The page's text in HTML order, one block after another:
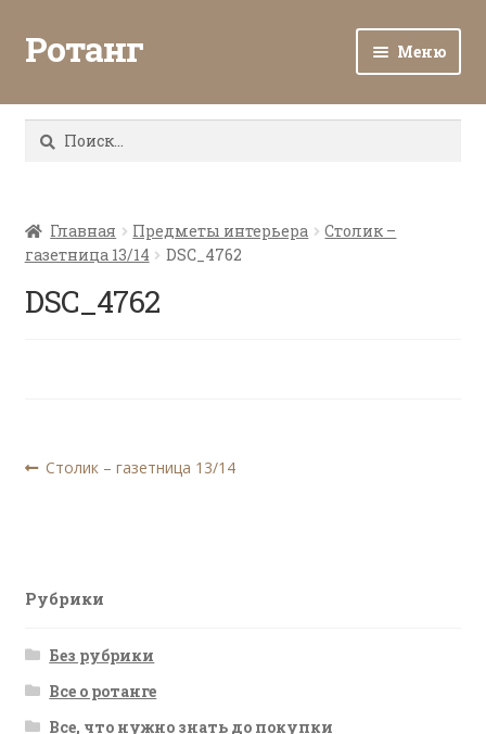
Ротанг Меню
Каталог
Все о ротанге
Найти:
Главная Предметы интерьера
Столик –
газетница 13/14
DSC_4762
DSC_4762
Навигация
Предыдущая
Столик – газетница 13/14
Рубрики
Без рубрики
Все о ротанге
Все, что нужно знать до покупки